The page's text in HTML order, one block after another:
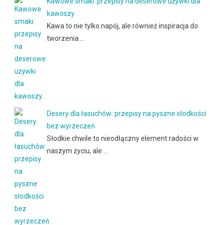
kawoszy
Kawa to nie tylko napój, ale również inspiracja do
tworzenia …
Desery dla łasuchów: przepisy na pyszne słodkości
bez wyrzeczeń
Słodkie chwile to nieodłączny element radości w
naszym życiu, ale …